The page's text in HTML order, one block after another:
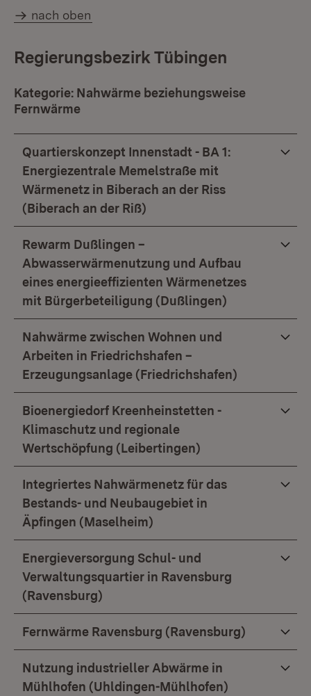
nach oben
Regierungsbezirk Tübingen
Kategorie: Nahwärme beziehungsweise
Fernwärme
Quartierskonzept Innenstadt - BA 1:
Energiezentrale Memelstraße mit
Wärmenetz in Biberach an der Riss
(Biberach an der Riß)
Rewarm Dußlingen –
Abwasserwärmenutzung und Aufbau
eines energieeffizienten Wärmenetzes
mit Bürgerbeteiligung (Dußlingen)
Nahwärme zwischen Wohnen und
Arbeiten in Friedrichshafen –
Erzeugungsanlage (Friedrichshafen)
Bioenergiedorf Kreenheinstetten -
Klimaschutz und regionale
Wertschöpfung (Leibertingen)
Integriertes Nahwärmenetz für das
Bestands- und Neubaugebiet in
Äpfingen (Maselheim)
Energieversorgung Schul- und
Verwaltungsquartier in Ravensburg
(Ravensburg)
Fernwärme Ravensburg (Ravensburg)
Nutzung industrieller Abwärme in
Mühlhofen (Uhldingen-Mühlhofen)